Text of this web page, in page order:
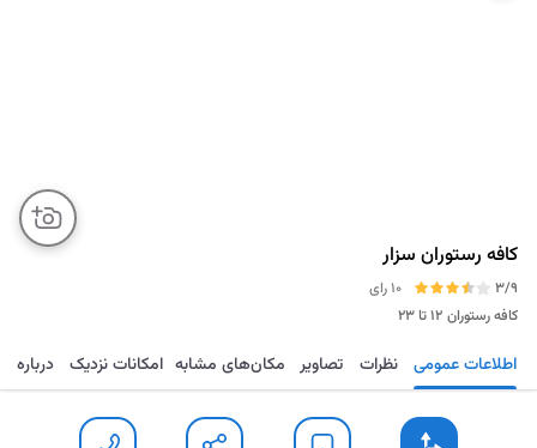
کافه رستوران سزار
3/9
10 رای
کافه رستوران ۱۲ تا ۲۳
مسیریابی ذخیره ارسال تماس اطلاعات عمومی نظرات تصاویر مکان‌های مشابه امکانات نزدیک درباره